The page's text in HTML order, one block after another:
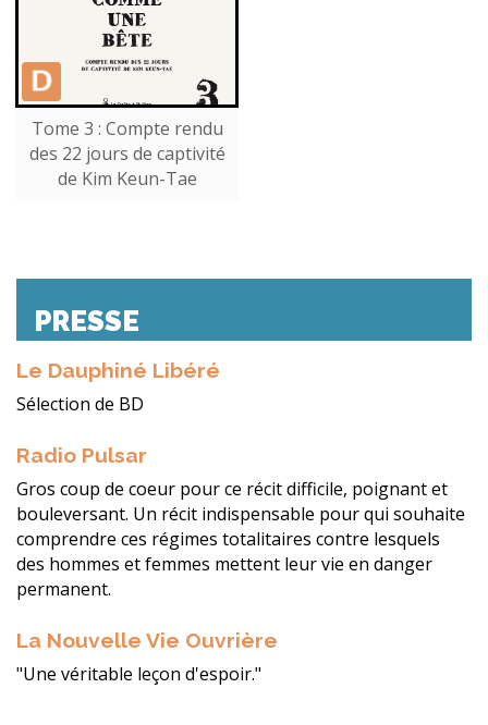
Tome 3 : Compte rendu
des 22 jours de captivité
de Kim Keun-Tae
PRESSE
Le Dauphiné Libéré
Sélection de BD
Radio Pulsar
Gros coup de coeur pour ce récit difficile, poignant et
bouleversant. Un récit indispensable pour qui souhaite
comprendre ces régimes totalitaires contre lesquels
des hommes et femmes mettent leur vie en danger
permanent.
La Nouvelle Vie Ouvrière
"Une véritable leçon d'espoir."